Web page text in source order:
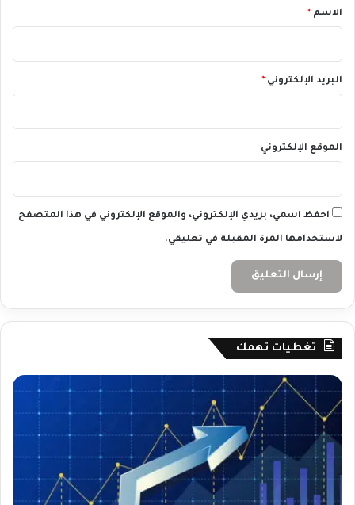
2
4
*الاسم *
البريد الإلكتروني *
الموقع الإلكتروني
احفظ اسمي، بريدي الإلكتروني، والموقع الإلكتروني في هذا المتصفح
لاستخدامها المرة المقبلة في تعليقي.
تغطيات تهمك